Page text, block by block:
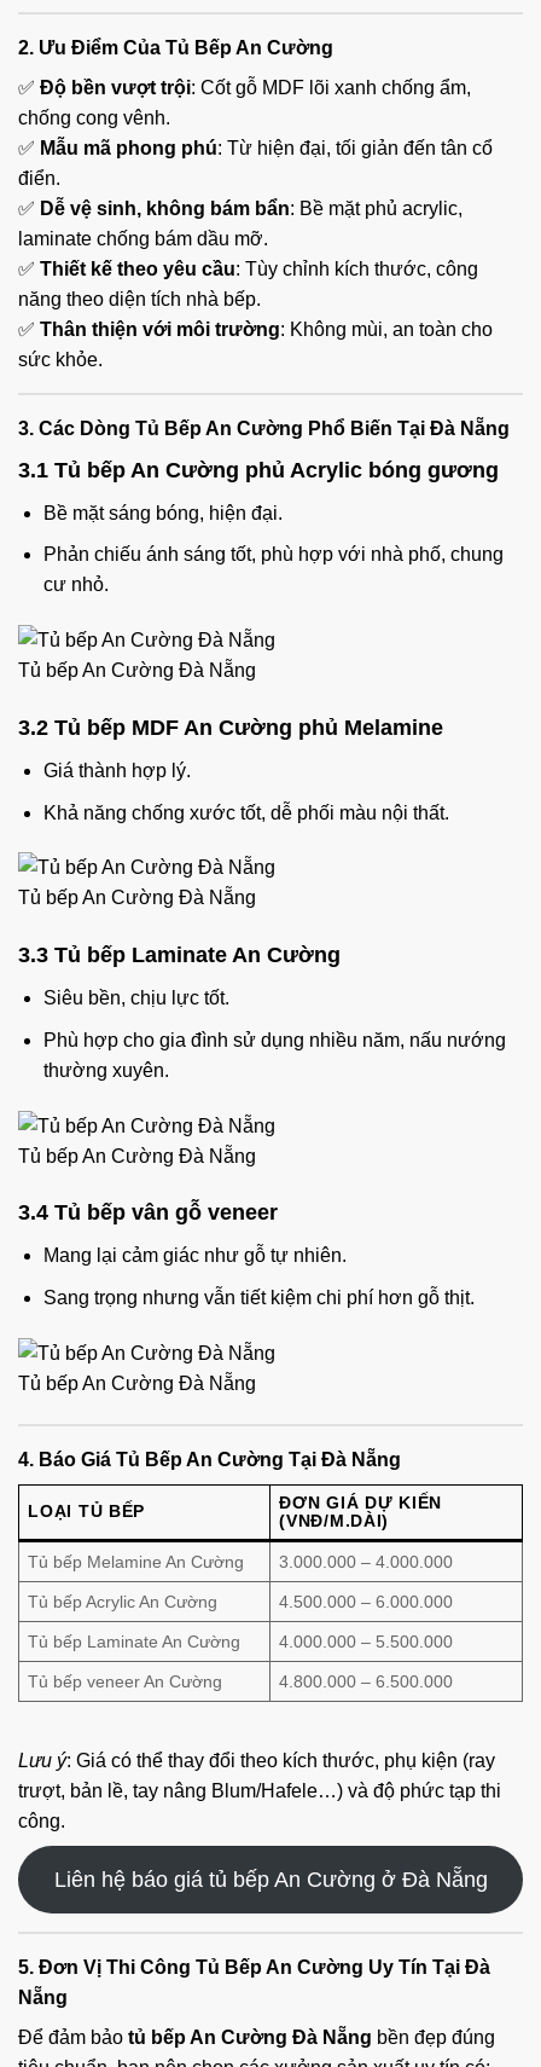
2. Ưu Điểm Của Tủ Bếp An Cường
✅ Độ bền vượt trội: Cốt gỗ MDF lõi xanh chống ẩm,
chống cong vênh.
✅ Mẫu mã phong phú: Từ hiện đại, tối giản đến tân cổ
điển.
✅ Dễ vệ sinh, không bám bẩn: Bề mặt phủ acrylic,
laminate chống bám dầu mỡ.
✅ Thiết kế theo yêu cầu: Tùy chỉnh kích thước, công
năng theo diện tích nhà bếp.
✅ Thân thiện với môi trường: Không mùi, an toàn cho
sức khỏe.
3. Các Dòng Tủ Bếp An Cường Phổ Biến Tại Đà Nẵng
3.1 Tủ bếp An Cường phủ Acrylic bóng gương
Bề mặt sáng bóng, hiện đại.
Phản chiếu ánh sáng tốt, phù hợp với nhà phố, chung
cư nhỏ.
Tủ bếp An Cường Đà Nẵng
3.2 Tủ bếp MDF An Cường phủ Melamine
Giá thành hợp lý.
Khả năng chống xước tốt, dễ phối màu nội thất.
Tủ bếp An Cường Đà Nẵng
3.3 Tủ bếp Laminate An Cường
Siêu bền, chịu lực tốt.
Phù hợp cho gia đình sử dụng nhiều năm, nấu nướng
thường xuyên.
Tủ bếp An Cường Đà Nẵng
3.4 Tủ bếp vân gỗ veneer
Mang lại cảm giác như gỗ tự nhiên.
Sang trọng nhưng vẫn tiết kiệm chi phí hơn gỗ thịt.
Tủ bếp An Cường Đà Nẵng
4. Báo Giá Tủ Bếp An Cường Tại Đà Nẵng
LOẠI TỦ BẾP
ĐƠN GIÁ DỰ KIẾN
(VNĐ/M.DÀI)
Tủ bếp Melamine An Cường 3.000.000 – 4.000.000
Tủ bếp Acrylic An Cường 4.500.000 – 6.000.000
Tủ bếp Laminate An Cường 4.000.000 – 5.500.000
Tủ bếp veneer An Cường 4.800.000 – 6.500.000
Lưu ý: Giá có thể thay đổi theo kích thước, phụ kiện (ray
trượt, bản lề, tay nâng Blum/Hafele…) và độ phức tạp thi
công.
Liên hệ báo giá tủ bếp An Cường ở Đà Nẵng
5. Đơn Vị Thi Công Tủ Bếp An Cường Uy Tín Tại Đà
Nẵng
Để đảm bảo tủ bếp An Cường Đà Nẵng bền đẹp đúng